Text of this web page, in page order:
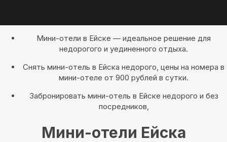
Мини-отели в Ейске — идеальное решение для
недорогого и уединенного отдыха.
Снять мини-отель в Ейска недорого, цены на номера в
мини-отеле от 900 рублей в сутки.
Забронировать мини-отель в Ейске недорого и без
посредников,
Мини-отели Ейска